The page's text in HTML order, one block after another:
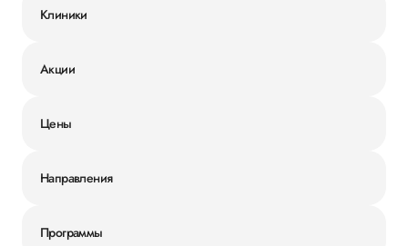
Клиники
Акции
Цены
Направления
Программы